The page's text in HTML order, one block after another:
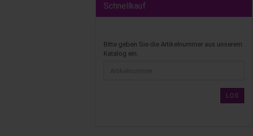
Schnellkauf
Bitte geben Sie die Artikelnummer aus unserem
Katalog ein.
LOS